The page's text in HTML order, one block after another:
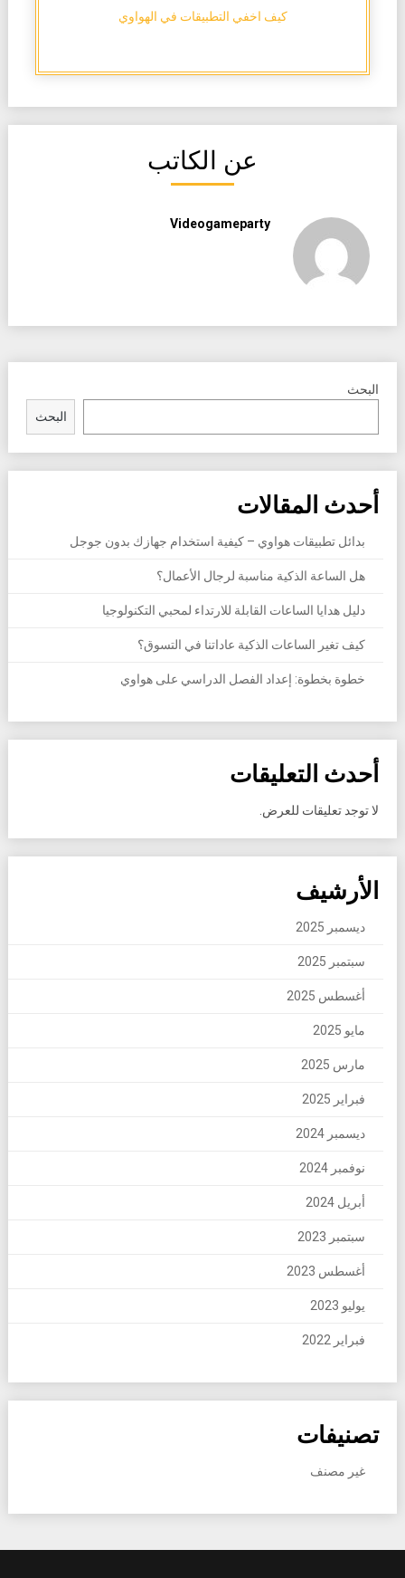
كيف اخفي التطبيقات في الهواوي
عن الكاتب
Videogameparty
البحث
البحث
أحدث المقالات
بدائل تطبيقات هواوي – كيفية استخدام جهازك بدون جوجل
هل الساعة الذكية مناسبة لرجال الأعمال؟
دليل هدايا الساعات القابلة للارتداء لمحبي التكنولوجيا
كيف تغير الساعات الذكية عاداتنا في التسوق؟
خطوة بخطوة: إعداد الفصل الدراسي على هواوي
أحدث التعليقات
لا توجد تعليقات للعرض.
الأرشيف
ديسمبر 2025
سبتمبر 2025
أغسطس 2025
مايو 2025
مارس 2025
فبراير 2025
ديسمبر 2024
نوفمبر 2024
أبريل 2024
سبتمبر 2023
أغسطس 2023
يوليو 2023
فبراير 2022
تصنيفات
غير مصنف